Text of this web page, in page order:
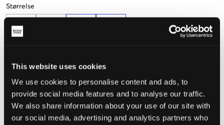
This website uses cookies
We use cookies to personalise content and ads, to
provide social media features and to analyse our traffic.
We also share information about your use of our site with
our social media, advertising and analytics partners who
Størrelse
10 år
140 cm
Opfattet størrelse
Lille Perfekt Stor
STØRRELSESGUIDE